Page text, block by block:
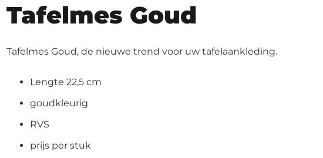
Tafelmes Goud
Tafelmes Goud, de nieuwe trend voor uw tafelaankleding.
Lengte 22,5 cm
goudkleurig
RVS
prijs per stuk